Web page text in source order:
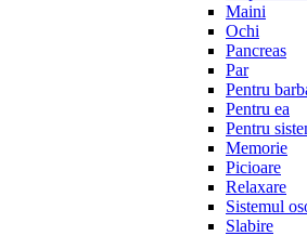
Maini
Ochi
Pancreas
Par
Pentru
Pentru ea
Pentru
Memorie
Picioare
Relaxare
Sistemul
Slabire